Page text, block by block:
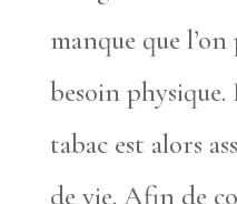
manque que
besoin physique.
tabac est alors
de vie. Afin de